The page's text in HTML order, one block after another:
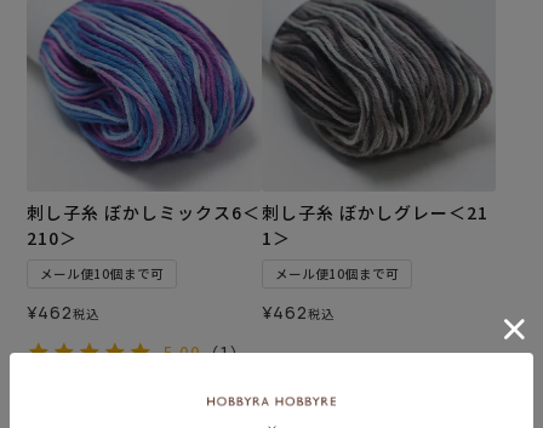
刺し子糸 ぼかしミックス6＜
210＞
メール便10個まで可
¥462税込
5.00（1）
刺し子糸 ぼかしグレー＜21
1＞
メール便10個まで可
¥462税込